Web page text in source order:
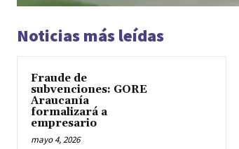
Noticias más leídas
Fraude de
subvenciones: GORE
Araucanía
formalizará a
empresario
mayo 4, 2026